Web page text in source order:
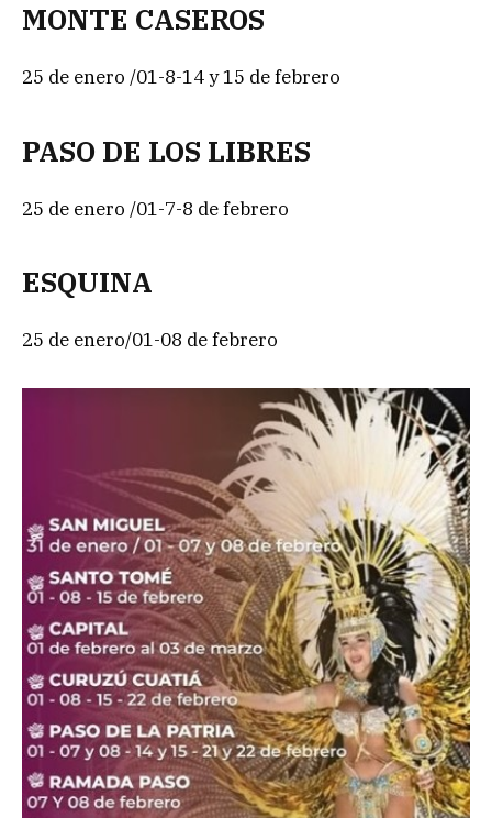
MONTE CASEROS
25 de enero /01-8-14 y 15 de febrero
PASO DE LOS LIBRES
25 de enero /01-7-8 de febrero
ESQUINA
25 de enero/01-08 de febrero